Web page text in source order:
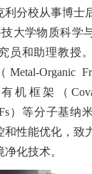
分校从事博士
大学物质科学
员和助理教授
Metal-Organic
机框架（
）等分子基纳
和性能优化，致
化技术。